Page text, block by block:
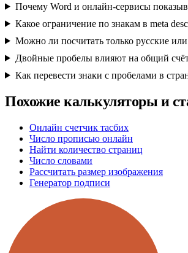
Почему Word и онлайн-сервисы
Какое ограничение по знакам в meta
Можно ли посчитать только русские
Двойные пробелы влияют на общий
Как перевести знаки с пробелами в
Похожие калькуляторы и
Онлайн счетчик тасбих
Число прописью онлайн
Найти количество страниц
Число словами
Рассчитать размер изображения
Генератор подписи